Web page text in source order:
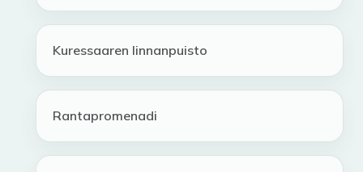
Kuressaaren linnanpuisto
Rantapromenadi